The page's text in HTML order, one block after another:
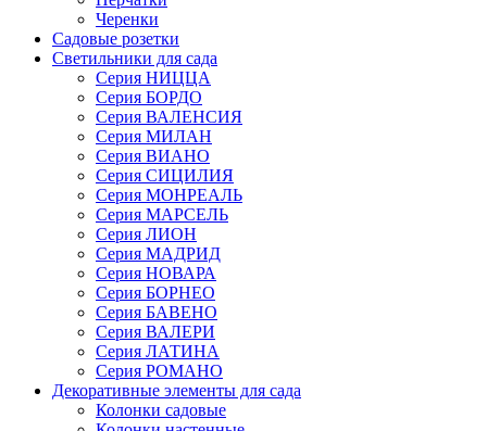
Черенки
Садовые розетки
Светильники для сада
Серия НИЦЦА
Серия БОРДО
Серия ВАЛЕНСИЯ
Серия МИЛАН
Серия ВИАНО
Серия СИЦИЛИЯ
Серия МОНРЕАЛЬ
Серия МАРСЕЛЬ
Серия ЛИОН
Серия МАДРИД
Серия НОВАРА
Серия БОРНЕО
Серия БАВЕНО
Серия ВАЛЕРИ
Серия ЛАТИНА
Серия РОМАНО
Декоративные элементы для сада
Колонки садовые